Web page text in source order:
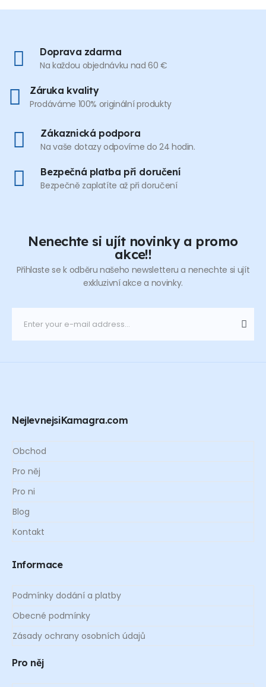
Doprava zdarma
Na každou objednávku nad 60 €
Záruka kvality
Prodáváme 100% originální produkty
Zákaznická podpora
Na vaše dotazy odpovíme do 24 hodin.
Bezpečná platba při doručení
Bezpečně zaplatíte až při doručení
Nenechte si ujít novinky a promo
akce!!
Přihlaste se k odběru našeho newsletteru a nenechte si ujít
exkluzivní akce a novinky.
NejlevnejsiKamagra.com
Obchod
Pro něj
Pro ni
Blog
Kontakt
Informace
Podmínky dodání a platby
Obecné podmínky
Zásady ochrany osobních údajů
Pro něj